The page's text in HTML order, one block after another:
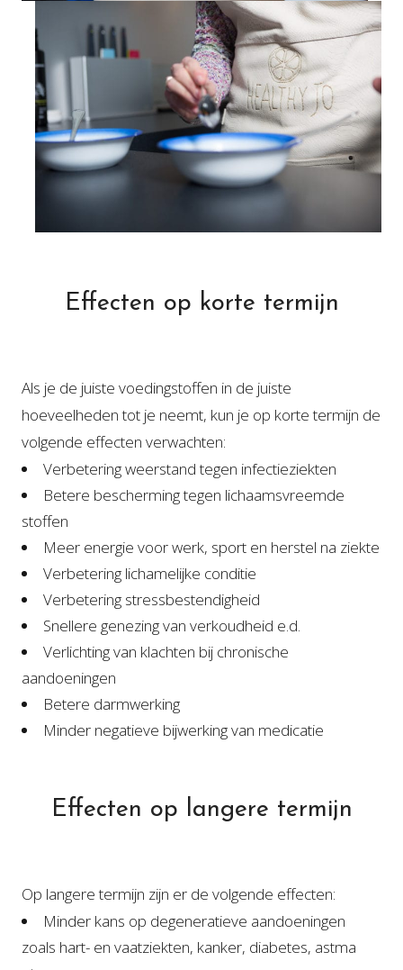
Effecten op korte termijn
Als je de juiste voedingstoffen in de juiste
hoeveelheden tot je neemt, kun je op korte termijn de
volgende effecten verwachten:
Verbetering weerstand tegen infectieziekten
Betere bescherming tegen lichaamsvreemde
stoffen
Meer energie voor werk, sport en herstel na ziekte
Verbetering lichamelijke conditie
Verbetering stressbestendigheid
Snellere genezing van verkoudheid e.d.
Verlichting van klachten bij chronische
aandoeningen
Betere darmwerking
Minder negatieve bijwerking van medicatie
Effecten op langere termijn
Op langere termijn zijn er de volgende effecten:
Minder kans op degeneratieve aandoeningen
zoals hart- en vaatziekten, kanker, diabetes, astma